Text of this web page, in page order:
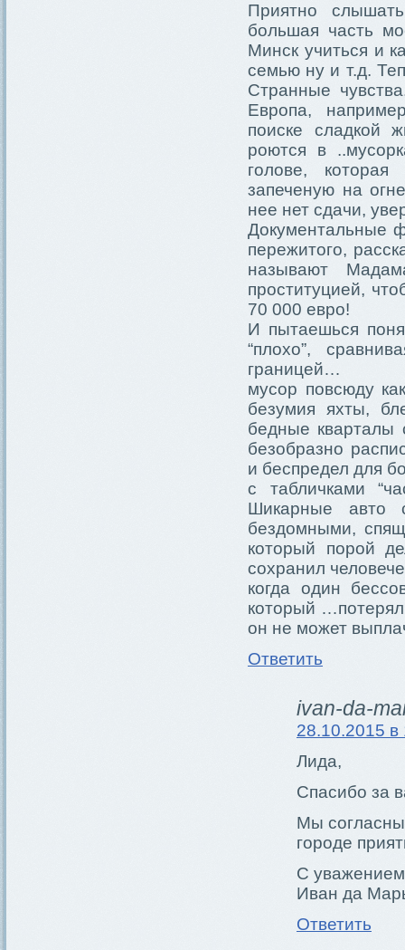
Приятно
большая часть
Минск учиться и
семью ну и т.д.
Странные
Европа,
поиске сладкой
роются в
голове,
запеченую на
нее нет сдачи,
Документальные
пережитого,
называют
проституцией,
70 000 евро!
И пытаешься
“плохо”,
границей…
мусор повсюду
безумия яхты,
бедные кварталы
безобразно
и беспредел для
с табличками
Шикарные авто
бездомными,
который порой
сохранил
когда один
который
он не может
Ответить
ivan-da-
28.10.2015 в
Лида,
Спасибо за
Мы
городе
С
Иван да
Ответить